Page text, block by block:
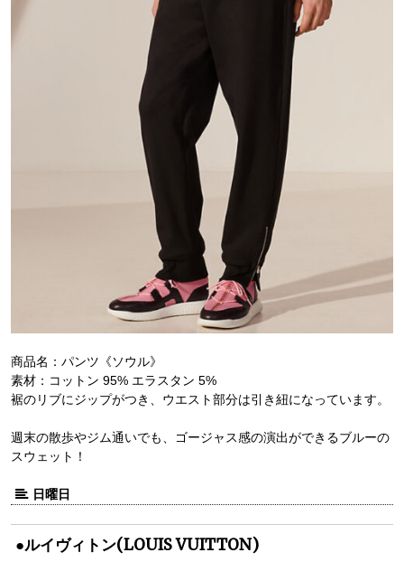
商品名：パンツ《ソウル》
素材：コットン 95% エラスタン 5%
裾のリブにジップがつき、ウエスト部分は引き紐になっています。
週末の散歩やジム通いでも、ゴージャス感の演出ができるブルーの
スウェット！
日曜日
●ルイヴィトン(LOUIS VUITTON)